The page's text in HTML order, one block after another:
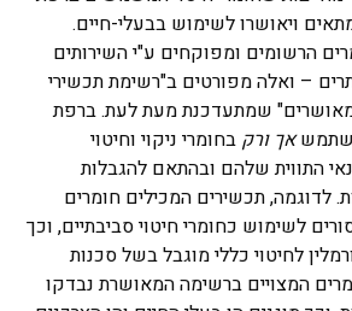
ויאושרו לשימוש בבעלי-חיים.
הרשומים ומפוקחים ע"י השירותים
– ואלה מפורטים ב"רשימת תכשירי
שמתעדכנת מעת לעת. ברפת
אך ורק בחומרי ניקוי וחיטוי
התווית שלהם ובהתאם להגבלות
לדוגמה, תכשירים המכילים חומרים
לשימוש כחומרי חיטוי סביבתיים, וכך
לחיטוי כללי מוגבל בשל סכנות
המצויים ברשימה המאושרת נבדקו